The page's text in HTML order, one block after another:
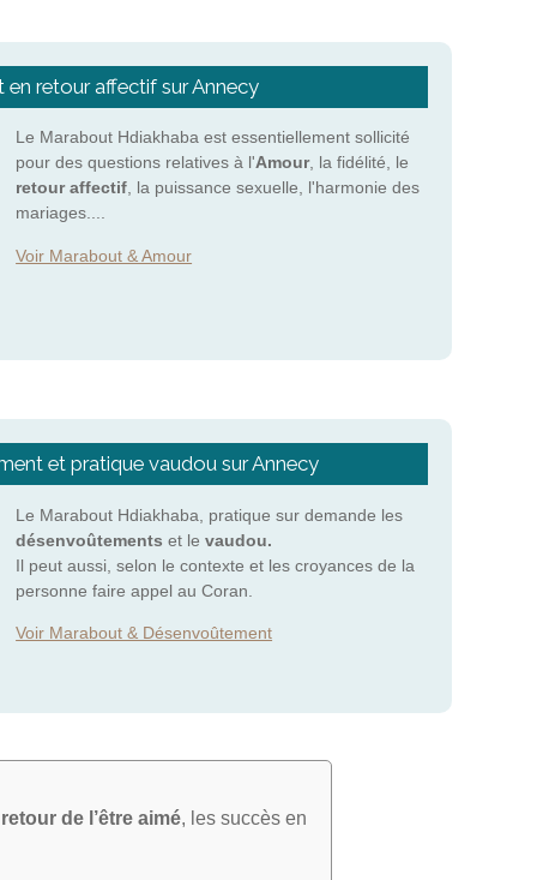
en retour affectif sur Annecy
Le Marabout Hdiakhaba est essentiellement sollicité
pour des questions relatives à l'Amour, la fidélité, le
retour affectif , la puissance sexuelle, l'harmonie des
mariages....
Voir Marabout & Amour
et pratique vaudou sur Annecy
Le Marabout Hdiakhaba, pratique sur demande les
désenvoûtements et levaudou.
Il peut aussi, selon le contexte et les croyances de la
personne faire appel au Coran.
Voir Marabout & Désenvoûtement
retour de l’être aimé, les succès en